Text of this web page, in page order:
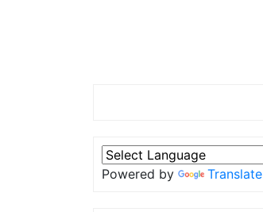
Powered by Translate